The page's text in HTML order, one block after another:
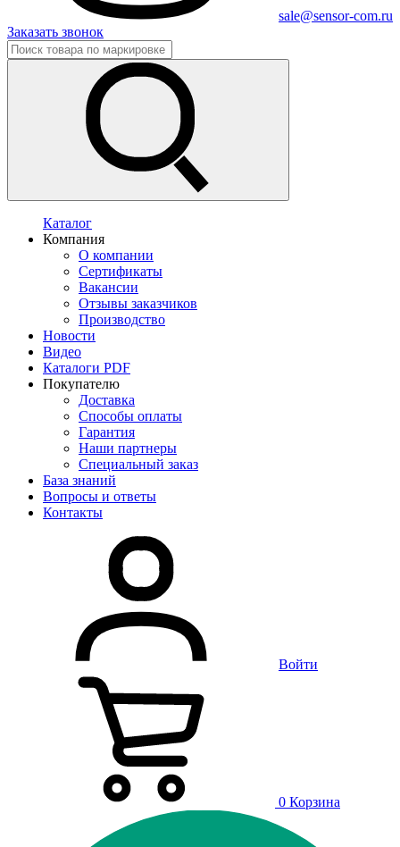
sale@sensor-com.ru
Заказать звонок
Каталог
Компания
О компании
Сертификаты
Вакансии
Отзывы заказчиков
Производство
Новости
Видео
Каталоги PDF
Покупателю
Доставка
Способы оплаты
Гарантия
Наши партнеры
Специальный заказ
База знаний
Вопросы и ответы
Контакты
Войти
0 Корзина